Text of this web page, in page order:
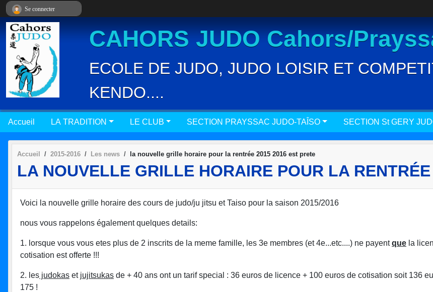
CAHORS JUDO Cahors/
ECOLE DE JUDO, JUDO LOISIR ET
KENDO....
Accueil LA TRADITION LE CLUB SECTION PRAYSSAC JUDO-TAÎSO SECTION St GERY
Accueil 2015-2016 Les news la nouvelle grille horaire pour la rentrée 2015 2016 est prete
LA NOUVELLE GRILLE HORAIRE POUR LA
Voici la nouvelle grille horaire des cours de judo/ju jitsu et Taiso pour la saison 2015/2016
nous vous rappelons également quelques details:
1. lorsque vous vous etes plus de 2 inscrits de la meme famille, les 3e membres (et 4e...etc....) ne payentque la
cotisation est offerte !!!
2. les judokas et jujitsukas de + 40 ans ont un tarif special : 36 euros de licence + 100 euros de cotisation soit 136
175 !
Se connecter
Panneau de gestion des cookies